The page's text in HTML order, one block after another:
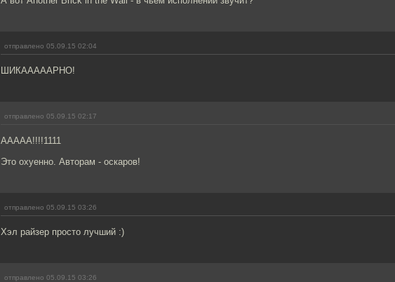
отправлено 05.09.15 02:04
ШИКАААААРНО!
отправлено 05.09.15 02:17
ААААА!!!!1111
Это охуенно. Авторам - оскаров!
отправлено 05.09.15 03:26
Хэл райзер просто лучший :)
отправлено 05.09.15 03:26